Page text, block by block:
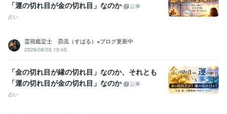
「運の切れ目が金の切れ目」なのか
記事
占い
霊視鑑定士 昴流（すばる）※ブログ更新中
2026/08/05 10:45
「金の切れ目が縁の切れ目」なのか、それとも
「運の切れ目が金の切れ目」なのか
記事
占い